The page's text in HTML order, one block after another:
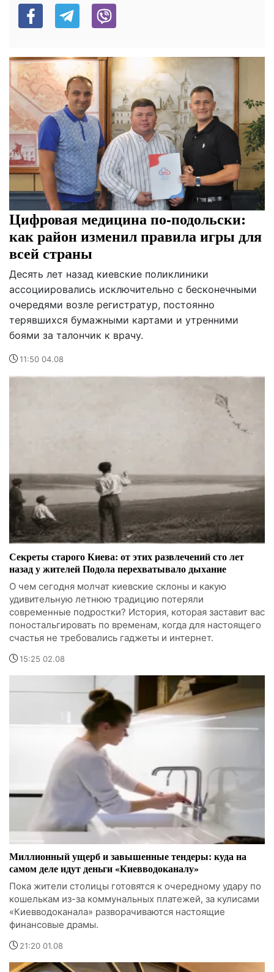
Цифровая медицина по-подольски:
как район изменил правила игры для
всей страны
Десять лет назад киевские поликлиники
ассоциировались исключительно с бесконечными
очередями возле регистратур, постоянно
терявшихся бумажными картами и утренними
боями за талончик к врачу.
11:50 04.08
Секреты старого Киева: от этих развлечений сто лет
назад у жителей Подола перехватывало дыхание
О чем сегодня молчат киевские склоны и какую
удивительную летнюю традицию потеряли
современные подростки? История, которая заставит вас
поностальгировать по временам, когда для настоящего
счастья не требовались гаджеты и интернет.
15:25 02.08
Миллионный ущерб и завышенные тендеры: куда на
самом деле идут деньги «Киевводоканалу»
Пока жители столицы готовятся к очередному удару по
кошелькам из-за коммунальных платежей, за кулисами
«Киевводоканала» разворачиваются настоящие
финансовые драмы.
21:20 01.08